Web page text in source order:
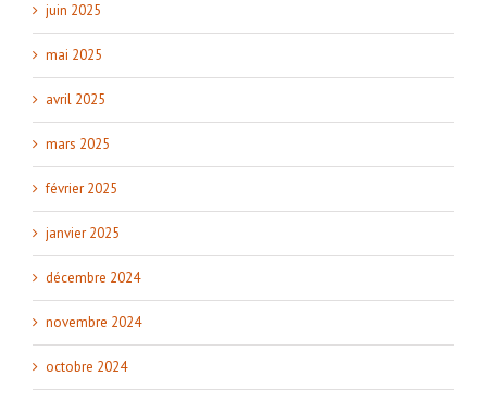
juin 2025
mai 2025
avril 2025
mars 2025
février 2025
janvier 2025
décembre 2024
novembre 2024
octobre 2024